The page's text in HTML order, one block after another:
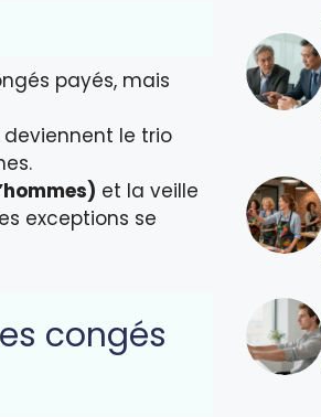
payés, mais
deviennent le trio
et la veille
exceptions se
congés